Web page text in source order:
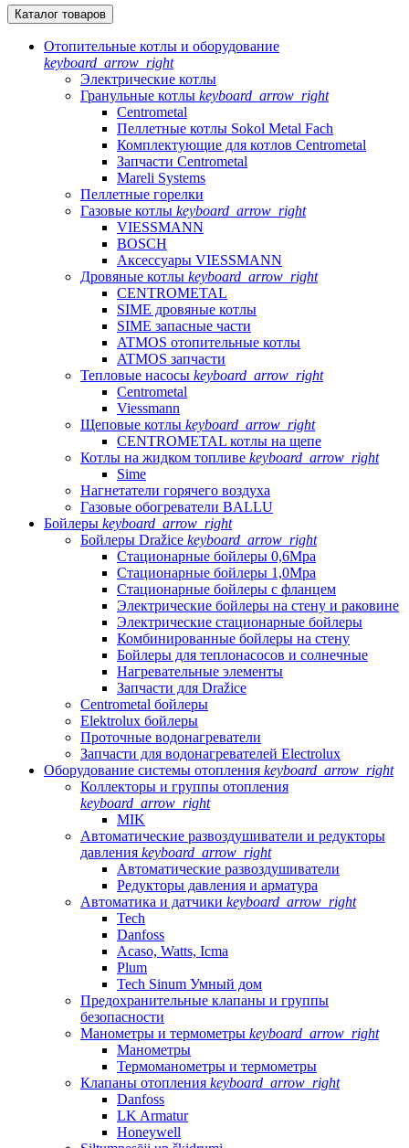
Каталог товаров
Отопительные котлы и оборудование
keyboard_arrow_right
Электрические котлы
Гранульные котлы keyboard_arrow_right
Centrometal
Пеллетные котлы Sokol Metal Fach
Комплектующие для котлов Centrometal
Запчасти Centrometal
Mareli Systems
Пеллетные горелки
Газовые котлы keyboard_arrow_right
VIESSMANN
BOSCH
Аксессуары VIESSMANN
Дровяные котлы keyboard_arrow_right
CENTROMETAL
SIME дровяные котлы
SIME запасные части
ATMOS отопительные котлы
ATMOS запчасти
Тепловые насосы keyboard_arrow_right
Centrometal
Viessmann
Щеповые котлы keyboard_arrow_right
CENTROMETAL котлы на щепе
Котлы на жидком топливе keyboard_arrow_right
Sime
Нагнетатели горячего воздуха
Газовые обогреватели BALLU
Бойлеры keyboard_arrow_right
Бойлеры Dražice keyboard_arrow_right
Стационарные бойлеры 0,6Mpa
Стационарные бойлеры 1,0Mpa
Стационарные бойлеры с фланцем
Электрические бойлеры на стену и раковине
Электрические стационарные бойлеры
Комбинированные бойлеры на стену
Бойлеры для теплонасосов и солнечные
Нагревательные элементы
Запчасти для Dražice
Centrometal бойлеры
Elektrolux бойлеры
Проточные водонагреватели
Запчасти для водонагревателей Electrolux
Оборудование системы отопления keyboard_arrow_right
Коллекторы и группы отопления
keyboard_arrow_right
MIK
Автоматические развоздушиватели и редукторы
давления keyboard_arrow_right
Автоматические развоздушиватели
Редукторы давления и арматура
Автоматика и датчики keyboard_arrow_right
Tech
Danfoss
Acaso, Watts, Icma
Plum
Tech Sinum Умный дом
Предохранительные клапаны и группы
безопасности
Манометры и термометры keyboard_arrow_right
Манометры
Термоманометры и термометры
Клапаны отопления keyboard_arrow_right
Danfoss
LK Armatur
Honeywell